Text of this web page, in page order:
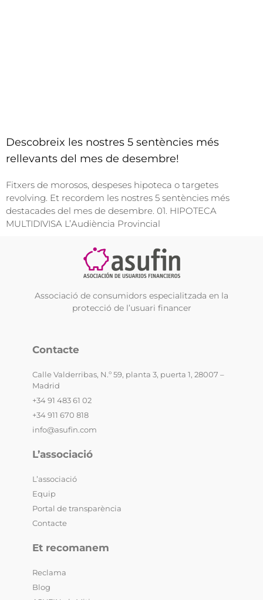
Descobreix les nostres 5 sentències més
rellevants del mes de desembre!
Fitxers de morosos, despeses hipoteca o targetes
revolving. Et recordem les nostres 5 sentències més
destacades del mes de desembre. 01. HIPOTECA
MULTIDIVISA L’Audiència Provincial
Associació de consumidors especialitzada en la
protecció de l’usuari financer
Contacte
Calle Valderribas, N.º 59, planta 3, puerta 1, 28007 –
Madrid
+34 91 483 61 02
+34 911 670 818
info@asufin.com
L’associació
L’associació
Equip
Portal de transparència
Contacte
Et recomanem
Reclama
Blog